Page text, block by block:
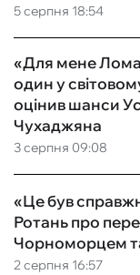
5 серпня 18:54
3 серпня 09:08
«Для мене
один у
оцінив шанси
Чухаджяна
2 серпня 16:57
«Це був
Ротань про
Чорноморцем